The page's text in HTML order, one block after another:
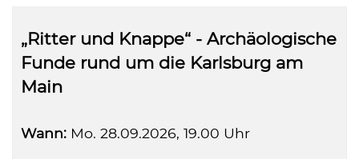
„Ritter und Knappe“ - Archäologische
Funde rund um die Karlsburg am
Main
Wann: Mo. 28.09.2026, 19.00 Uhr